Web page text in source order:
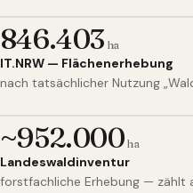
846.403 ha
IT.NRW — Flächenerhebung
nach tatsächlicher Nutzung
~952.000ha
Landeswaldinventur
forstfachliche Erhebung — zählt